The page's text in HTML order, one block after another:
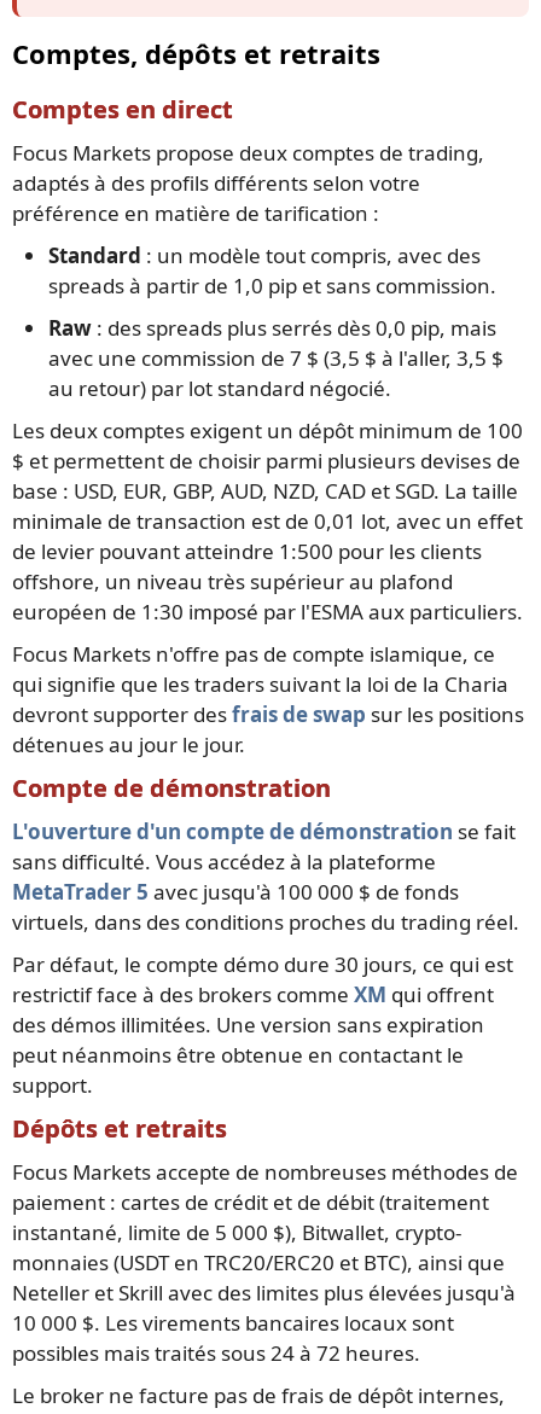
Comptes, dépôts et retraits
Comptes en direct
Focus Markets propose deux comptes de trading,
adaptés à des profils différents selon votre
préférence en matière de tarification :
Standard : un modèle tout compris, avec des
spreads à partir de 1,0 pip et sans commission.
Raw : des spreads plus serrés dès 0,0 pip, mais
avec une commission de 7 $ (3,5 $ à l'aller, 3,5 $
au retour) par lot standard négocié.
Les deux comptes exigent un dépôt minimum de 100
$ et permettent de choisir parmi plusieurs devises de
base : USD, EUR, GBP, AUD, NZD, CAD et SGD. La taille
minimale de transaction est de 0,01 lot, avec un effet
de levier pouvant atteindre 1:500 pour les clients
offshore, un niveau très supérieur au plafond
européen de 1:30 imposé par l'ESMA aux particuliers.
Focus Markets n'offre pas de compte islamique, ce
qui signifie que les traders suivant la loi de la Charia
devront supporter desfrais de swap sur les positions
détenues au jour le jour.
Compte de démonstration
L'ouverture d'un compte de démonstration se fait
sans difficulté. Vous accédez à la plateforme
MetaTrader 5 avec jusqu'à 100 000 $ de fonds
virtuels, dans des conditions proches du trading réel.
Par défaut, le compte démo dure 30 jours, ce qui est
restrictif face à des brokers comme XM qui offrent
des démos illimitées. Une version sans expiration
peut néanmoins être obtenue en contactant le
support.
Dépôts et retraits
Focus Markets accepte de nombreuses méthodes de
paiement : cartes de crédit et de débit (traitement
instantané, limite de 5 000 $), Bitwallet, crypto-
monnaies (USDT en TRC20/ERC20 et BTC), ainsi que
Neteller et Skrill avec des limites plus élevées jusqu'à
10 000 $. Les virements bancaires locaux sont
possibles mais traités sous 24 à 72 heures.
Le broker ne facture pas de frais de dépôt internes,